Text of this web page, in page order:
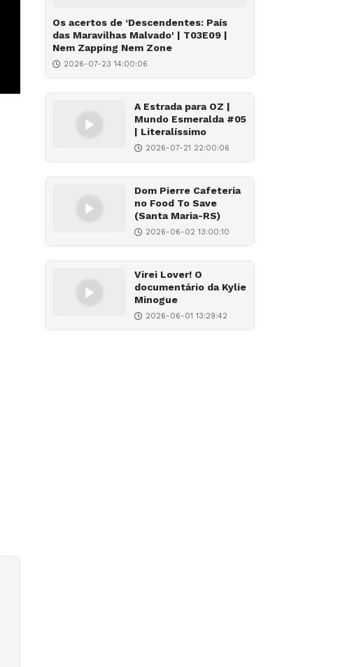
Os acertos de ‘Descendentes: País
das Maravilhas Malvado' | T03E09 |
Nem Zapping Nem Zone
2026-07-23 14:00:06
A Estrada para OZ |
Mundo Esmeralda #05
| Literalíssimo
2026-07-21 22:00:06
Dom Pierre Cafeteria
no Food To Save
(Santa Maria-RS)
2026-06-02 13:00:10
Virei Lover! O
documentário da Kylie
Minogue
2026-06-01 13:29:42